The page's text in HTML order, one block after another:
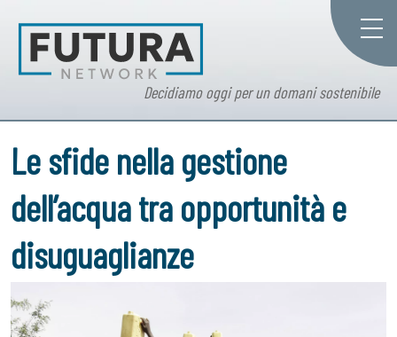
Decidiamo oggi per un domani sostenibile
Le sfide nella gestione
dell’acqua tra opportunità e
disuguaglianze